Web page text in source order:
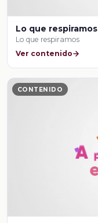
Lo que respiramos
Lo que respiramos
Ver contenido
CONTENIDO